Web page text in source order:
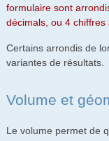
formulaire sont
décimals, ou 4 chiffres
Certains arrondis de
variantes de résultats.
Volume et
Le volume permet de